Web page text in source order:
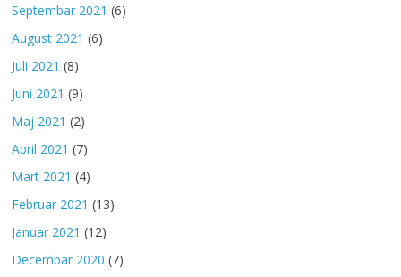
Septembar 2021 (6)
August 2021 (6)
Juli 2021 (8)
Juni 2021 (9)
Maj 2021 (2)
April 2021 (7)
Mart 2021 (4)
Februar 2021 (13)
Januar 2021 (12)
Decembar 2020 (7)